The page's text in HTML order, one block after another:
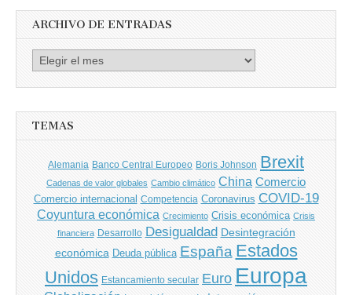
ARCHIVO DE ENTRADAS
Archivo
TEMAS
Alemania Banco Central Europeo Boris Johnson Brexit
Cadenas de valor globales Cambio climático China Comercio
Comercio internacional Competencia Coronavirus COVID-19
Coyuntura económica Crecimiento Crisis económica Crisis
financiera Desarrollo Desigualdad Desintegración
económica Deuda pública España Estados
Unidos Estancamiento secular Euro Europa